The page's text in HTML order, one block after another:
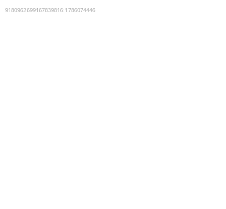
9180962699167839816:1786074446